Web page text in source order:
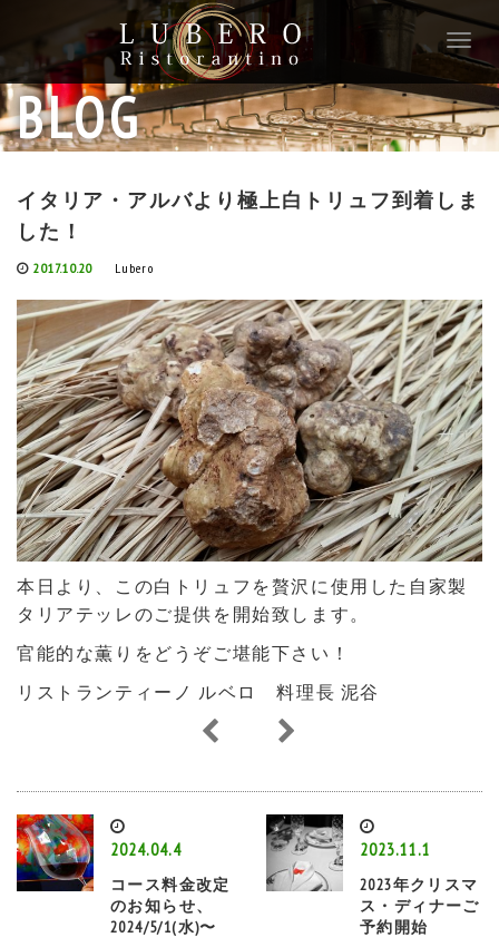
T
o
g
g
l
a
a
t
i
o
n
BLOG
イタリア・アルバより極上白トリュフ到着しま
した！
2017.10.20 Lubero
本日より、この白トリュフを贅沢に使用した自家製
タリアテッレのご提供を開始致します。
官能的な薫りをどうぞご堪能下さい！
リストランティーノ ルベロ 料理長 泥谷
2024.04.4
コース料金改定
のお知らせ、
2024/5/1(水)〜
2023.11.1
2023年クリスマ
ス・ディナーご
予約開始